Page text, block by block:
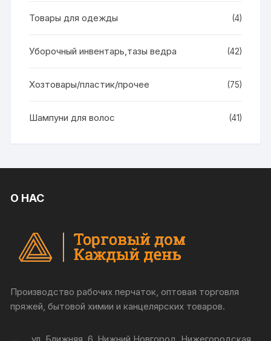
Товары для одежды (4)
Уборочный инвентарь,тазы ведра (42)
Хозтовары/пластик/прочее (75)
Шампуни для волос (41)
О НАС
Производство рабочих перчаток, оптовая торговля
пряжей, бытовой химии и канцелярских товаров.